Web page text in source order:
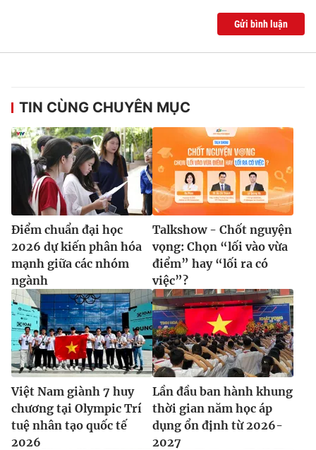
Gửi bình luận
TIN CÙNG CHUYÊN MỤC
Điểm chuẩn đại học
2026 dự kiến phân hóa
mạnh giữa các nhóm
ngành
Talkshow - Chốt nguyện
vọng: Chọn “lối vào vừa
điểm” hay “lối ra có
việc”?
Việt Nam giành 7 huy
chương tại Olympic Trí
tuệ nhân tạo quốc tế
2026
Lần đầu ban hành khung
thời gian năm học áp
dụng ổn định từ 2026-
2027